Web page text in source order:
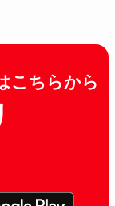
こちらから